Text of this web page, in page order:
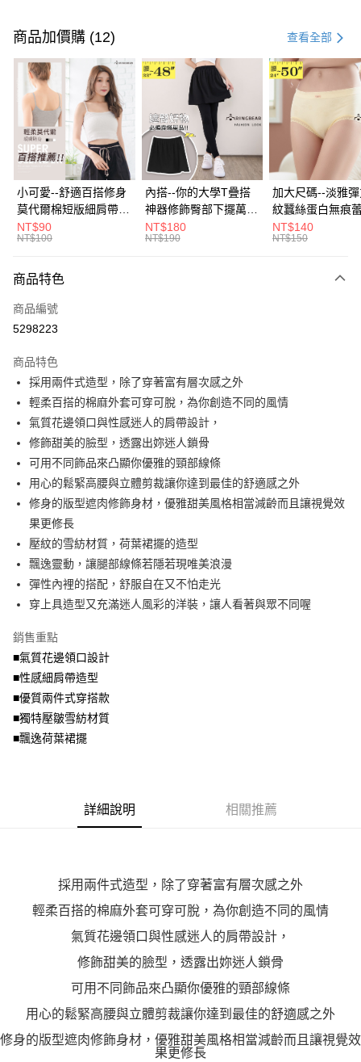
信用卡一次付款
超商取貨付款
LINE Pay
Apple Pay
街口支付
悠遊付
Google Pay
全盈+PAY
大哥付你分期
【大哥付你分期使用說明】
1.本服務由台灣大哥大提供，台灣大哥大用戶可立即使用無須另外申請。
流程，驗證手機門號後，選擇欲分期的期數、繳款截止日，確認付款後即完
成交易。
3.實際核准額度、可分期數及費用金額請依後續交易確認頁面所載為準。
4.訂單成立30分鐘內，如未前往確認交易或遇審核未通過，訂單將自動取
法說明評估內容。
【繳款方式說明】
1.分期款項不併入電信帳單，「大哥付你分期」於每月結算日後寄送繳費提
醒簡訊。
2.透過簡訊連結打開帳單後，可選擇「超商條碼／台灣大直營門市／銀行轉
帳／街口支付／iPASS MONEY」等通路繳費。
【注意事項】
1.本服務係由「台灣大哥大股份有限公司」（以下簡稱本公司）所提供，讓
用戶於交易時，得透過本服務購買商品或服務，並由商店將買賣／分期付款
2.基於同意付款使用「大哥付你分期」之契約關係目的，商店將以您的個人
資料（包含姓名、電話或地址）提供予台灣大哥大進項蒐集、處理及利用，
3.完整用戶服務條款，請詳閱以下連結：
AFTEE先享後付
【關於「AFTEE先享後付」】
AFTEE先享後付是「在收到商品之後才付款」的支付方式。 讓您購物簡單
便利好安心！
１．簡單：不需註冊會員、不需綁卡、不需儲值。
２．便利：只要手機號碼，簡訊認證，即可結帳。
３．安心：先確認商品／服務後，再付款。
【「AFTEE先享後付」結帳流程】
１．於結帳方式選擇「AFTEE先享後付」後，將跳轉至「AFTEE先享後付」
２．訂單成立數日內，您將收到繳費通知簡訊。
３．收到繳費通知簡訊後14天內，點擊此簡訊中的連結，可透過四大超商／
ATM／網路銀行／等多元方式進行付款，方視為交易完成。
※ 請注意：結帳手續完成當下不需立刻繳費，但若您需要取消訂單，請聯絡
購買商品的店家。未經商家同意取消之訂單仍視為有效，需透過AFTEE先享
後付繳納相關費用。
是否繳費成功／繳費後需取消欲退款等相關疑問，請聯繫「AFTEE先享後付
【注意事項】
１．透過由恩沛科技股份有限公司提供之「AFTEE先享後付」服務完成之交
易，需依本服務之必要範圍內提供個人資料，並將交易相關給付款項請求債
權轉讓予恩沛科技股份有限公司。
２．關於個人資料處理事宜，請瀏覽以下網址：
https://aftee.tw/terms/#terms3
３．未成年的使用者請事先徵得法定代理人或監護人之同意方可使用
請求用戶進行身份認證。
５．嚴禁一人註冊多個帳號或使用他人資訊註冊。若發現惡意使用之情形，
ATM付款
全家取貨付款
每筆NT$70，滿NT$699(含以上)免運費
付款後全家取貨
7-11取貨付款
每筆NT$70，滿NT$799(含以上)免運費
宅配
商品加價購 (12) 查看全部
小可愛--舒適百搭修身
莫代爾棉短版細肩帶素
色背心(白.黑.灰L-2L)-
U582眼圈熊中大尺碼
NT$90
NT$100
內搭--你的大學T疊搭
神器修飾臀部下擺萬用
內搭裙/遮臀裙(黑2L-
6L)-Q155眼圈熊中大
NT$180
NT$190
加大尺碼--淡雅
紋蠶絲蛋白無痕
角內褲(白.粉.藍.
3L)-L28眼圈熊中
NT$140
NT$150
商品特色
商品編號
5298223
商品特色
採用兩件式造型，除了穿著富有層次感之外
輕柔百搭的棉麻外套可穿可脫，為你創造不同的風情
氣質花邊領口與性感迷人的肩帶設計，
修飾甜美的臉型，透露出妳迷人鎖骨
可用不同飾品來凸顯你優雅的頸部線條
用心的鬆緊高腰與立體剪裁讓你達到最佳的舒適感之外
修身的版型遮肉修飾身材，優雅甜美風格相當減齡而且讓視覺效
果更修長
壓紋的雪紡材質，荷葉裙擺的造型
飄逸靈動，讓腿部線條若隱若現唯美浪漫
彈性內裡的搭配，舒服自在又不怕走光
穿上具造型又充滿迷人風彩的洋裝，讓人看著與眾不同喔
銷售重點
■氣質花邊領口設計
■性感細肩帶造型
■優質兩件式穿搭款
■獨特壓皺雪紡材質
■飄逸荷葉裙擺
詳細說明 相關推薦
採用兩件式造型，除了穿著富有層次感之外
輕柔百搭的棉麻外套可穿可脫，為你創造不同的風情
氣質花邊領口與性感迷人的肩帶設計，
修飾甜美的臉型，透露出妳迷人鎖骨
可用不同飾品來凸顯你優雅的頸部線條
用心的鬆緊高腰與立體剪裁讓你達到最佳的舒適感之外
修身的版型遮肉修飾身材，優雅甜美風格相當減齡而且讓視覺效
果更修長